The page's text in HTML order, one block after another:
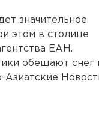
значительное
этом в столице
ЕАН.
обещают снег